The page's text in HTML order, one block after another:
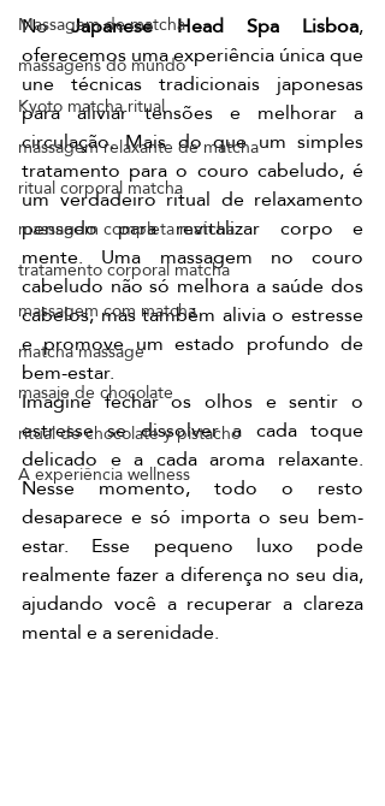
Massagem de matcha
massagens do mundo
Kyoto matcha ritual
massagem relaxante de matcha
ritual corporal matcha
massagem completa matcha
tratamento corporal matcha
massagem com matcha
matcha massage
masaje de chocolate
ritual de chocolate y pistacho
A experiência wellness
No Japanese Head Spa Lisboa,
oferecemos uma experiência única que
une técnicas tradicionais japonesas
para aliviar tensões e melhorar a
circulação. Mais do que um simples
tratamento para o couro cabeludo, é
um verdadeiro ritual de relaxamento
pensado para revitalizar corpo e
mente. Uma massagem no couro
cabeludo não só melhora a saúde dos
cabelos, mas também alivia o estresse
e promove um estado profundo de
bem-estar.
Imagine fechar os olhos e sentir o
estresse se dissolver a cada toque
delicado e a cada aroma relaxante.
Nesse momento, todo o resto
desaparece e só importa o seu bem-
estar. Esse pequeno luxo pode
realmente fazer a diferença no seu dia,
ajudando você a recuperar a clareza
mental e a serenidade.